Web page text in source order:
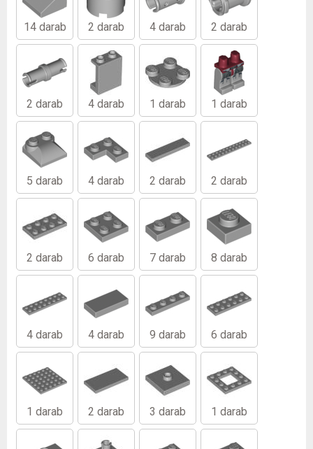
14 darab 2 darab 4 darab 2 darab
2 darab 4 darab 1 darab 1 darab
5 darab 4 darab 2 darab 2 darab
2 darab 6 darab 7 darab 8 darab
4 darab 4 darab 9 darab 6 darab
1 darab 2 darab 3 darab 1 darab